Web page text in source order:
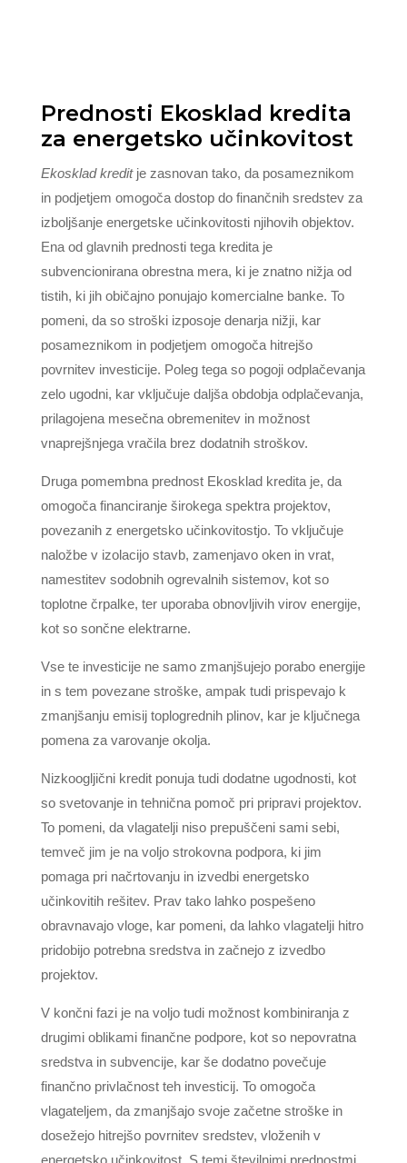
Prednosti Ekosklad kredita
za energetsko učinkovitost
Ekosklad kreditje zasnovan tako, da posameznikom
in podjetjem omogoča dostop do finančnih sredstev za
izboljšanje energetske učinkovitosti njihovih objektov.
Ena od glavnih prednosti tega kredita je
subvencionirana obrestna mera, ki je znatno nižja od
tistih, ki jih običajno ponujajo komercialne banke. To
pomeni, da so stroški izposoje denarja nižji, kar
posameznikom in podjetjem omogoča hitrejšo
povrnitev investicije. Poleg tega so pogoji odplačevanja
zelo ugodni, kar vključuje daljša obdobja odplačevanja,
prilagojena mesečna obremenitev in možnost
vnaprejšnjega vračila brez dodatnih stroškov.
Druga pomembna prednost Ekosklad kredita je, da
omogoča financiranje širokega spektra projektov,
povezanih z energetsko učinkovitostjo. To vključuje
naložbe v izolacijo stavb, zamenjavo oken in vrat,
namestitev sodobnih ogrevalnih sistemov, kot so
toplotne črpalke, ter uporaba obnovljivih virov energije,
kot so sončne elektrarne.
Vse te investicije ne samo zmanjšujejo porabo energije
in s tem povezane stroške, ampak tudi prispevajo k
zmanjšanju emisij toplogrednih plinov, kar je ključnega
pomena za varovanje okolja.
Nizkoogljični kredit ponuja tudi dodatne ugodnosti, kot
so svetovanje in tehnična pomoč pri pripravi projektov.
To pomeni, da vlagatelji niso prepuščeni sami sebi,
temveč jim je na voljo strokovna podpora, ki jim
pomaga pri načrtovanju in izvedbi energetsko
učinkovitih rešitev. Prav tako lahko pospešeno
obravnavajo vloge, kar pomeni, da lahko vlagatelji hitro
pridobijo potrebna sredstva in začnejo z izvedbo
projektov.
V končni fazi je na voljo tudi možnost kombiniranja z
drugimi oblikami finančne podpore, kot so nepovratna
sredstva in subvencije, kar še dodatno povečuje
finančno privlačnost teh investicij. To omogoča
vlagateljem, da zmanjšajo svoje začetne stroške in
dosežejo hitrejšo povrnitev sredstev, vloženih v
energetsko učinkovitost. S temi številnimi prednostmi